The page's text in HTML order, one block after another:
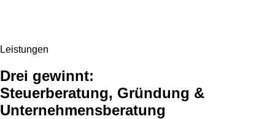
Leistungen
Drei gewinnt:
Steuerberatung, Gründung &
Unternehmensberatung